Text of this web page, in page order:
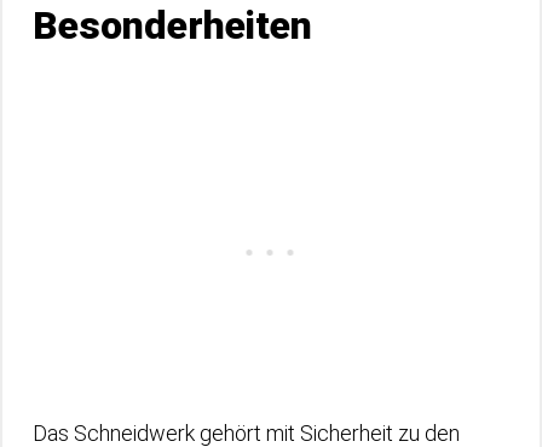
Besonderheiten
Das Schneidwerk gehört mit Sicherheit zu den